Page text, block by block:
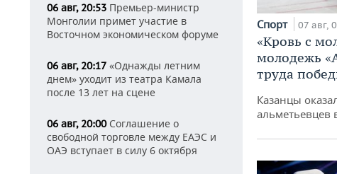
06 авг, 20:53 Премьер-министр
Монголии примет участие в
Восточном экономическом форуме
06 авг, 20:17 «Однажды летним
днем» уходит из театра Камала
после 13 лет на сцене
06 авг, 20:00Соглашение о
свободной торговле между ЕАЭС и
ОАЭ вступает в силу 6 октября
Спорт 07 авг,
«Кровь с
молодежь
труда
Казанцы
альметьевцев